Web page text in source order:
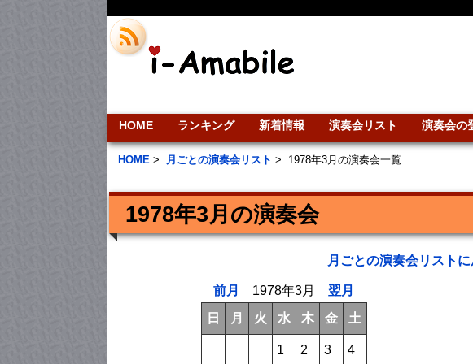
HOME ランキング 新着情報 演奏会リスト 演奏会の
HOME > 月ごとの演奏会リスト > 1978年3月の演奏会一覧
1978年3月の演奏会
月ごとの演奏会リストに
前月 1978年3月 翌月
日
月 火 水 木 金 土
1 2 3 4